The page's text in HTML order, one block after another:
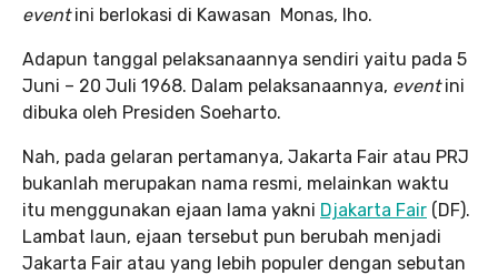
eventini berlokasi di Kawasan Monas, lho.
Adapun tanggal pelaksanaannya sendiri yaitu pada 5
Juni – 20 Juli 1968. Dalam pelaksanaannya, eventini
dibuka oleh Presiden Soeharto.
Nah, pada gelaran pertamanya, Jakarta Fair atau PRJ
bukanlah merupakan nama resmi, melainkan waktu
itu menggunakan ejaan lama yakni Djakarta Fair (DF).
Lambat laun, ejaan tersebut pun berubah menjadi
Jakarta Fair atau yang lebih populer dengan sebutan